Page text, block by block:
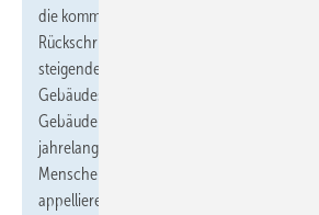
die kommende Bundesregierung keine Zeit
Rückschritt. Sie muss Verbraucherinnen
steigenden CO
Gebäudesektor dringend voranbringen.
Gebäude spielen dabei eine Schlüsselrolle.
jahrelanger Talfahrt und Sanierungsflaute
Menschen diesen Freitag beim Klimastreik
appellieren an die zukünftige